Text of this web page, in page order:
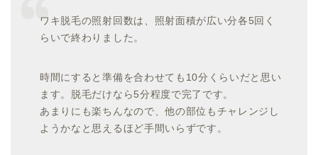
ワキ脱毛の照射回数は、照射面積が広い分各5回く
らいで終わりました。
時間にすると準備を合わせても10分くらいだと思い
ます。脱毛だけなら5分程度で完了です。
あまりにも楽ちんなので、他の部位もチャレンジし
ようかなと思えるほど手間いらずです。